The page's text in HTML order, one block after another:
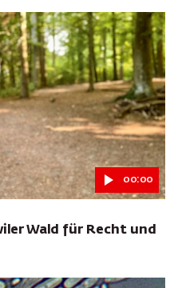
00:00
Wald für Recht und